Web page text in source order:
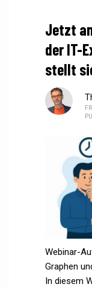
Jetzt
der IT-
stellt
Webinar-
Graphen
In diesem